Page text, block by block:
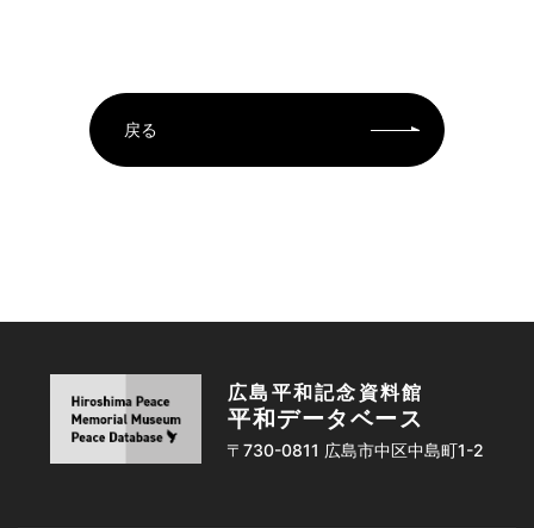
戻る
広島平和記念資料館
平和データベース
〒730-0811 広島市中区中島町1-2